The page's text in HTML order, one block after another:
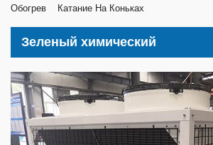
Обогрев
Катание На Коньках
Зеленый химический